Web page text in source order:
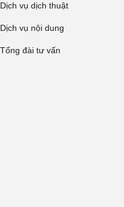
Dịch vụ dịch thuật
Dịch vụ nội dung
Tổng đài tư vấn